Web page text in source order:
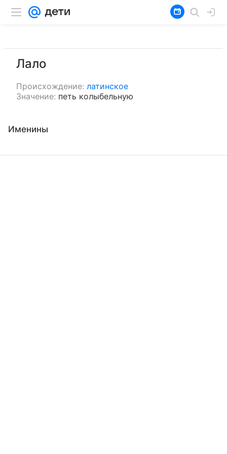
Лало
Происхождение: латинское
Значение: петь колыбельную
Именины